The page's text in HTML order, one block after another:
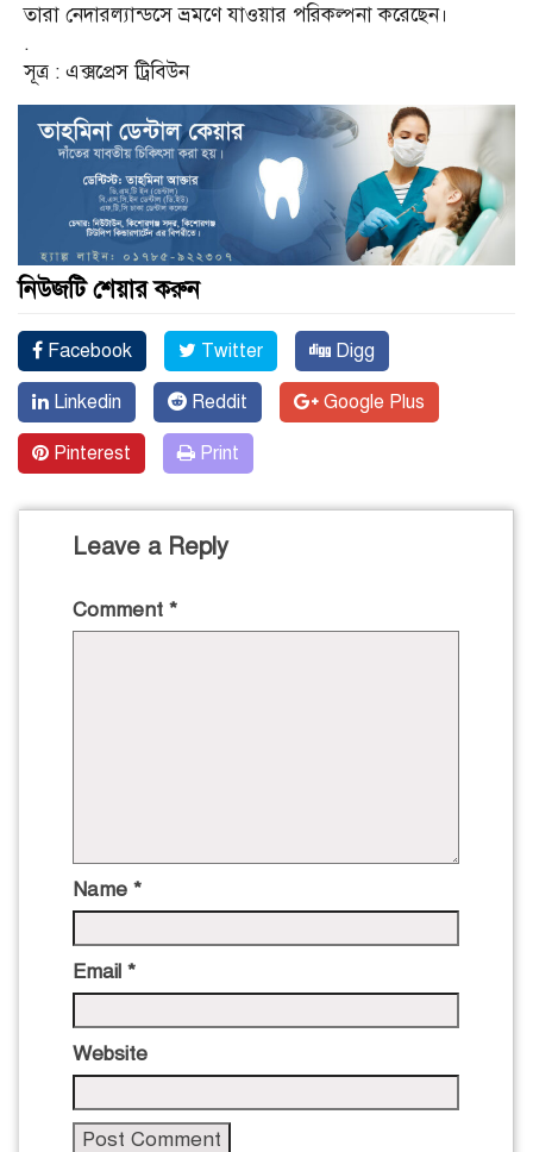
তারা নেদারল্যান্ডসে ভ্রমণে যাওয়ার পরিকল্পনা করেছেন।
.
সূত্র : এক্সপ্রেস ট্রিবিউন
নিউজটি শেয়ার করুন
Facebook Twitter Digg
Linkedin Reddit Google Plus
Pinterest Print
Leave a Reply
Comment *
Name *
Email *
Website